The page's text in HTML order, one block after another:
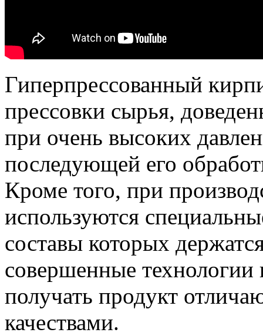
Гиперпрессованный
прессовки сырья,
при очень высоких
последующей его
Кроме того, при
используются
составы которых
совершенные технологии
получать продукт
качествами.